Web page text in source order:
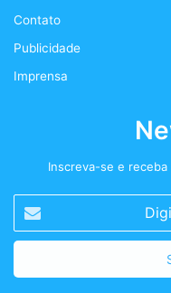
Contato
Publicidade
Imprensa
Inscreva-se e
Digite
seu
e-